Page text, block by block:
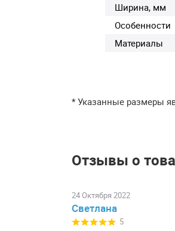
Ширина, мм
Особенности
Материалы
* Указанные размеры
Отзывы о
24 Октября 2022
Светлана
5